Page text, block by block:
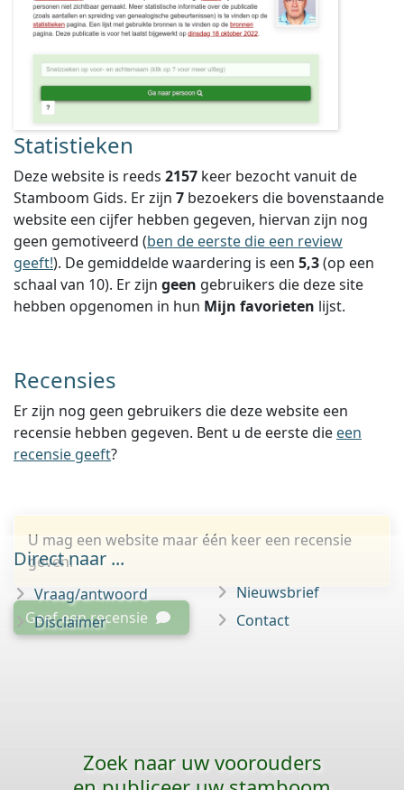
Statistieken
Deze website is reeds 2157 keer bezocht vanuit de
Stamboom Gids. Er zijn 7 bezoekers die bovenstaande
website een cijfer hebben gegeven, hiervan zijn nog
geen gemotiveerd (ben de eerste die een review
geeft!). De gemiddelde waardering is een 5,3(op een
schaal van 10). Er zijn geen gebruikers die deze site
hebben opgenomen in hun Mijn favorieten lijst.
Recensies
Er zijn nog geen gebruikers die deze website een
recensie hebben gegeven. Bent u de eerste die een
recensie geeft?
U mag een website maar één keer een recensie
geven.
Geef een recensie
Direct naar ...
Vraag/antwoord
Disclaimer
Nieuwsbrief
Contact
Zoek naar uw voorouders